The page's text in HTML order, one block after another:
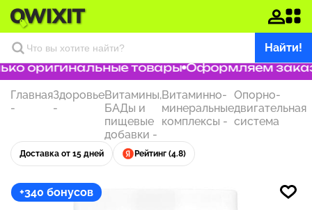
Найти!
оригинальные товары Оформляем заказ
Главная
-
Здоровье
-
Витамины,
БАДы и
пищевые
добавки -
Витаминно-
минеральные
комплексы -
Опорно-
двигательная
система
Доставка от 15 дней Рейтинг (4.8)
+340 бонусов